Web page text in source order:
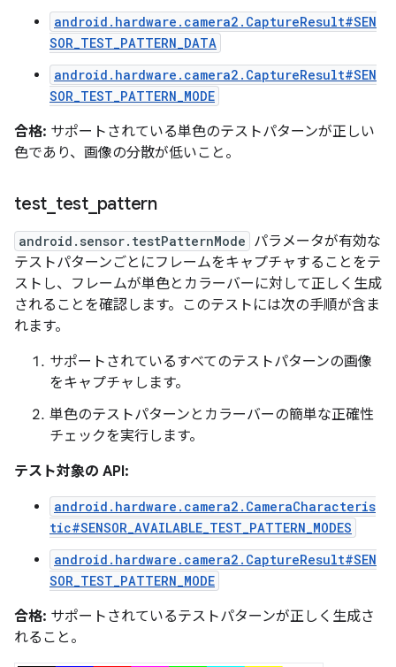
android.hardware.camera2.CaptureResult#SEN
SOR_TEST_PATTERN_DATA
android.hardware.camera2.CaptureResult#SEN
SOR_TEST_PATTERN_MODE
合格: サポートされている単色のテストパターンが正しい
色であり、画像の分散が低いこと。
test test_ pattern
android.sensor.testPatternMode パラメータが有効な
テストパターンごとにフレームをキャプチャすることをテ
ストし、フレームが単色とカラーバーに対して正しく生成
されることを確認します。このテストには次の手順が含ま
れます。
サポートされているすべてのテストパターンの画像
をキャプチャします。
単色のテストパターンとカラーバーの簡単な正確性
チェックを実行します。
テスト対象の API:
android.hardware.camera2.CameraCharacteris
tic#SENSOR_AVAILABLE_TEST_PATTERN_MODES
android.hardware.camera2.CaptureResult#SEN
SOR_TEST_PATTERN_MODE
合格: サポートされているテストパターンが正しく生成さ
れること。